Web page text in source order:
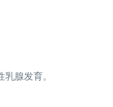
腺发育。